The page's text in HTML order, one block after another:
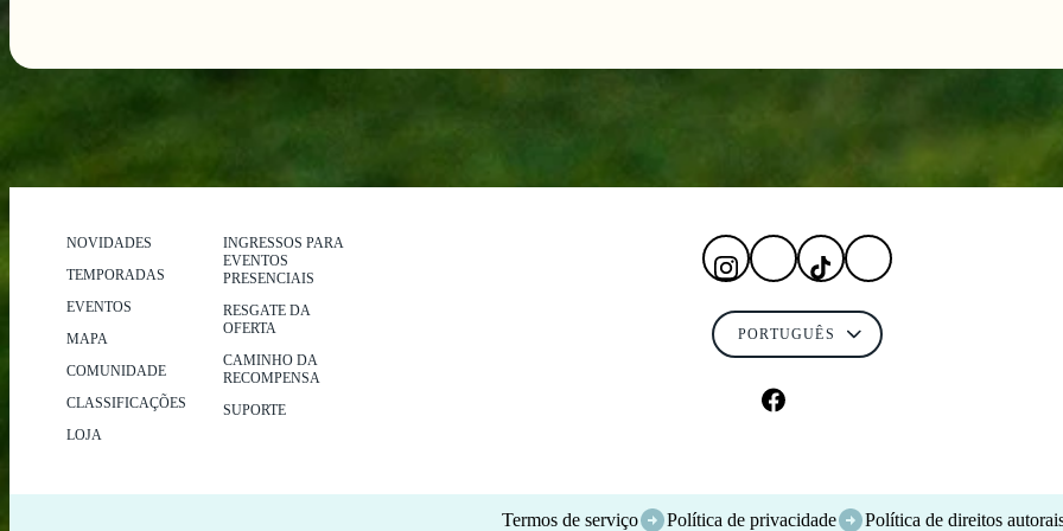
NOVIDADES
TEMPORADAS
EVENTOS
MAPA
COMUNIDADE
CLASSIFICAÇÕES
LOJA
INGRESSOS PARA
EVENTOS
PRESENCIAIS
RESGATE DA
OFERTA
CAMINHO DA
RECOMPENSA
SUPORTE
Termos de serviço Política de privacidade Política de direitos